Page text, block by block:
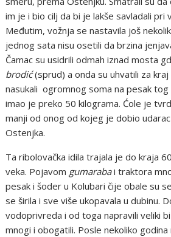
im je i bio cilj da bi je lakše savladali pri
Međutim, vožnja se nastavila još
jednog sata nisu osetili da brzina
Čamac su usidrili odmah iznad mosta
brodić(sprud) a onda su uhvatili za
nasukali ogromnog soma na pesak
imao je preko 50 kilograma. Ćole je
manji od onog od kojeg je dobio
Ostenjka.
Ta ribolovačka idila trajala je do kraja
veka. Pojavom gumarabai traktora
pesak i šoder u Kolubari čije obale su
se širila i sve više ukopavala u dubinu.
vodoprivreda i od toga napravili veliki
mnogi i obogatili. Posle nekoliko